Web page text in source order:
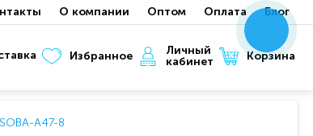
О компании Оптом Оплата Блог
Избранное
Личный
кабинет
Корзина
A47-8
xxx